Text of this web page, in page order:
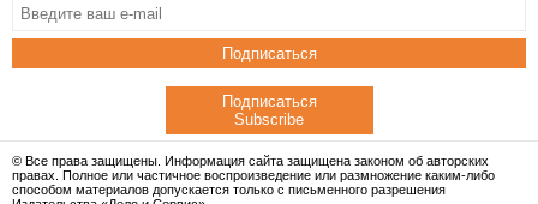
Подписаться
Подписаться
Subscribe
© Все права защищены. Информация сайта защищена законом об авторских
правах. Полное или частичное воспроизведение или размножение каким-либо
способом материалов допускается только с письменного разрешения